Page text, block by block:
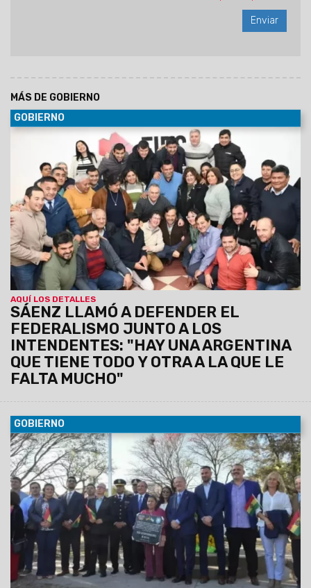
MÁS DE GOBIERNO
GOBIERNO
AQUÍ LOS DETALLES
SÁENZ LLAMÓ A DEFENDER EL
FEDERALISMO JUNTO A LOS
INTENDENTES: "HAY UNA ARGENTINA
QUE TIENE TODO Y OTRA A LA QUE LE
FALTA MUCHO"
30/06/2029
Al participar de la Asamblea del Foro de
intendentes donde se ratificó la conducción de Marcelo
Moisés y Efraín Orosco, el Gobernador destacó el orden
financiero de Salta pese a la deuda heredada y el escenario
nacional. Aseguró que Gobierno provincial y los intendentes
forman un mismo equipo, unidos por la gente.
GOBIERNO
07/08/2026 Antonio Marocco acompañó la
conmemoración del Consulado de Bolivia en Salta, donde se
destacó la histórica hermandad entre ambos pueblos y el
aporte de la comunidad boliviana al desarrollo de la provincia.